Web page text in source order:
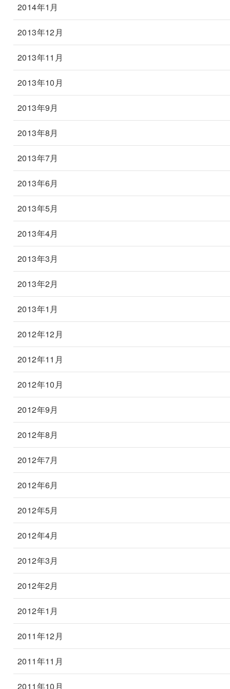
2014年1月
2013年12月
2013年11月
2013年10月
2013年9月
2013年8月
2013年7月
2013年6月
2013年5月
2013年4月
2013年3月
2013年2月
2013年1月
2012年12月
2012年11月
2012年10月
2012年9月
2012年8月
2012年7月
2012年6月
2012年5月
2012年4月
2012年3月
2012年2月
2012年1月
2011年12月
2011年11月
2011年10月